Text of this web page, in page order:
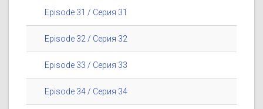
Episode 31 / Серия 31
Episode 32 / Серия 32
Episode 33 / Серия 33
Episode 34 / Серия 34